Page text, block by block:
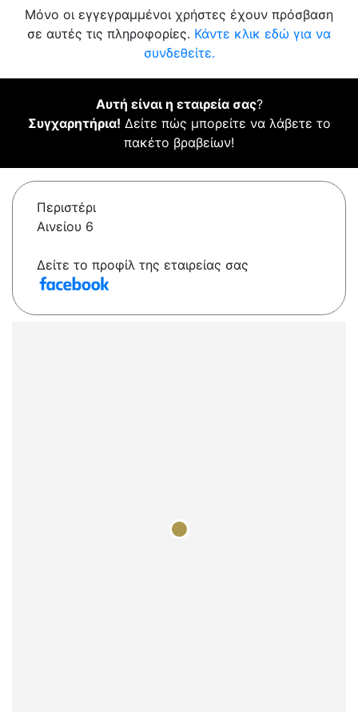
Μόνο οι εγγεγραμμένοι χρήστες έχουν πρόσβαση
σε αυτές τις πληροφορίες. Κάντε κλικ εδώ για να
συνδεθείτε.
Αυτή είναι η εταιρεία σας?
Συγχαρητήρια! Δείτε πώς μπορείτε να λάβετε το
πακέτο βραβείων!
Περιστέρι
Αινείου 6
Δείτε το προφίλ της εταιρείας σας